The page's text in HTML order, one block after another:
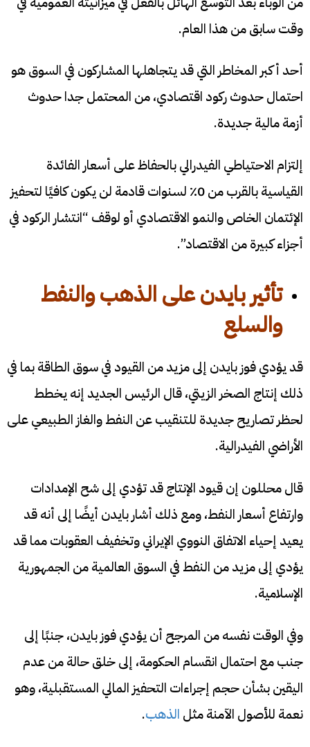
وقت سابق من هذا العام.
أحد أكبر المخاطر التي قد يتجاهلها المشاركون في السوق هو
احتمال حدوث ركود اقتصادي، من المحتمل جدا حدوث
أزمة مالية جديدة.
إلتزام الاحتياطي الفيدرالي بالحفاظ على أسعار الفائدة
القياسية بالقرب من 0٪ لسنوات قادمة لن يكون كافيًا لتحفيز
الإئتمان الخاص والنمو الاقتصادي أو لوقف “انتشار الركود في
أجزاء كبيرة من الاقتصاد”.
تأثير بايدن على الذهب والنفط
والسلع
قد يؤدي فوز بايدن إلى مزيد من القيود في سوق الطاقة بما في
ذلك إنتاج الصخر الزيتي، قال الرئيس الجديد إنه يخطط
لحظر تصاريح جديدة للتنقيب عن النفط والغاز الطبيعي على
الأراضي الفيدرالية.
قال محللون إن قيود الإنتاج قد تؤدي إلى شح الإمدادات
وارتفاع أسعار النفط، ومع ذلك أشار بايدن أيضًا إلى أنه قد
يعيد إحياء الاتفاق النووي الإيراني وتخفيف العقوبات مما قد
يؤدي إلى مزيد من النفط في السوق العالمية من الجمهورية
الإسلامية.
وفي الوقت نفسه من المرجح أن يؤدي فوز بايدن، جنبًا إلى
جنب مع احتمال انقسام الحكومة، إلى خلق حالة من عدم
اليقين بشأن حجم إجراءات التحفيز المالي المستقبلية، وهو
نعمة للأصول الآمنة مثل الذهب.